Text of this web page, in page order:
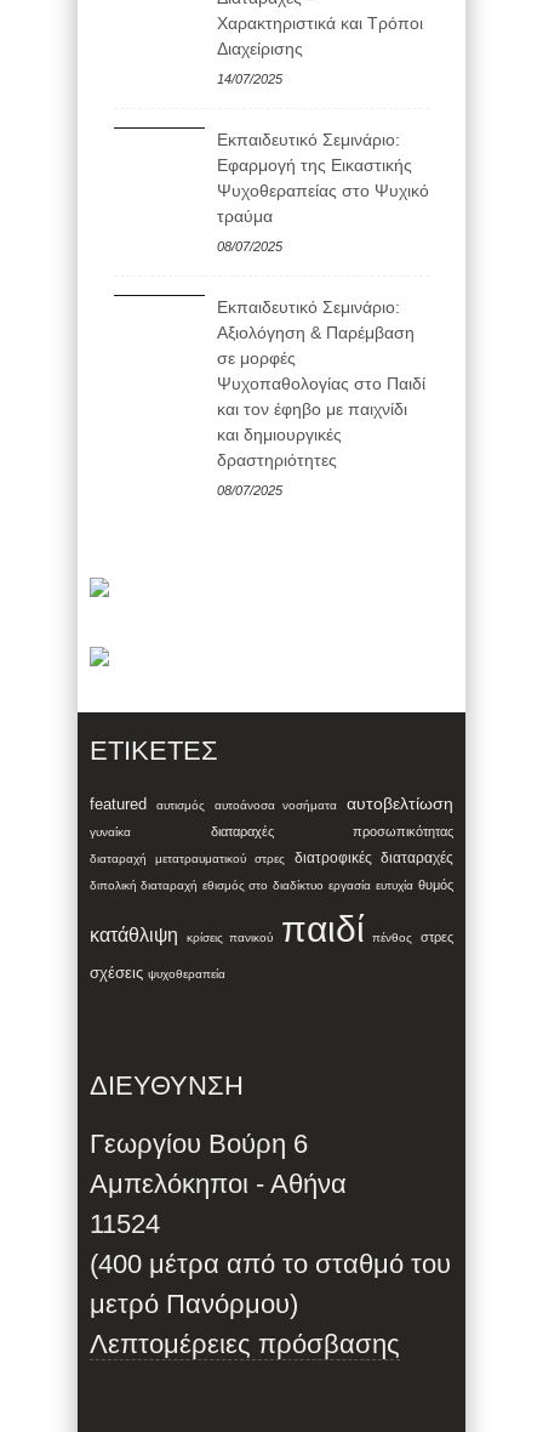
Χαρακτηριστικά και Τρόποι
Διαχείρισης
14/07/2025
Εκπαιδευτικό Σεμινάριο:
Εφαρμογή της Εικαστικής
Ψυχοθεραπείας στο Ψυχικό
τραύμα
08/07/2025
Εκπαιδευτικό Σεμινάριο:
Αξιολόγηση & Παρέμβαση
σε μορφές
Ψυχοπαθολογίας στο Παιδί
και τον έφηβο με παιχνίδι
και δημιουργικές
δραστηριότητες
08/07/2025
ΕΤΙΚΈΤΕΣ
featured αυτισμός αυτοάνοσα νοσήματα αυτοβελτίωση
γυναίκα διαταραχές προσωπικότητας
διαταραχή μετατραυματικού στρες διατροφικές διαταραχές
διπολική διαταραχή εθισμός στο διαδίκτυο εργασία ευτυχία θυμός
κατάθλιψη κρίσεις πανικού παιδί πένθος στρες
σχέσεις ψυχοθεραπεία
ΔΙΕΥΘΥΝΣΗ
Γεωργίου Βούρη 6
Αμπελόκηποι - Αθήνα
11524
(400 μέτρα από το σταθμό του
μετρό Πανόρμου)
Λεπτομέρειες πρόσβασης